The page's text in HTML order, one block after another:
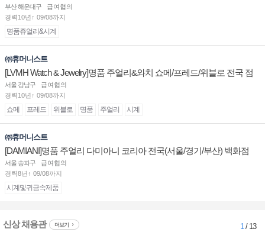
점 판매사원 채용
부산 해운대구
급여협의
경력10년↑ 09/08까지
명품쥬얼리&시계
㈜휴머니스트
[LVMH Watch & Jewelry]명품 주얼리&와치 쇼메/프레드/위블로 전국 점
장/부점장/판매사원 채용
서울 강남구
급여협의
경력10년↑ 09/08까지
쇼메 프레드 위블로 명품 주얼리 시계
㈜휴머니스트
[DAMIANI]명품 주얼리 다미아니 코리아 전국(서울/경기/부산) 백화점
부점장/판매사원 채용
서울 송파구
급여협의
경력8년↑ 09/08까지
시계및귀금속제품
신상 채용관 더보기 1/ 13